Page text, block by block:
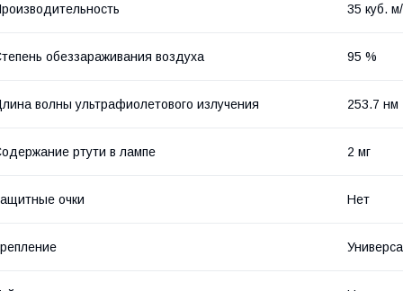
35 куб.
обеззараживания воздуха 95 %
волны ультрафиолетового излучения 253.7 нм
ртути в лампе 2 мг
очки Нет